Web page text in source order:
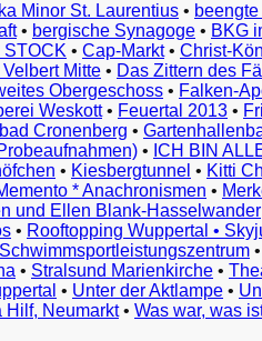
Vorbeelden
Przykłady
Ejemplos
Örnekler
Παραδείγματα
Примеры
示
例
例
예
Minor St. Laurentius •
• bergische Synagoge • BKG
STOCK • Cap-Markt• Christ-
Mitte • Das Zittern des
Obergeschoss • Falken-
Weskott• Feuertal 2013 •
Cronenberg •
• ICH BIN
• Kiesbergtunnel • Kitti
* Anachronismen •
und Ellen Blank-Hasselwander
• Rooftopping Wuppertal •
Schwimmsportleistungszentrum •
• Stralsund Marienkirche •
• Unter der Aktlampe •
Hilf, Neumarkt• Was war, was